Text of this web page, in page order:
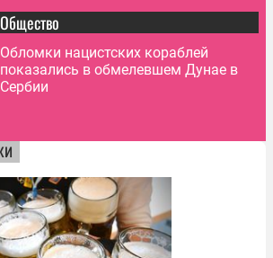
Общество
Обломки нацистских кораблей
показались в обмелевшем Дунае в
Сербии